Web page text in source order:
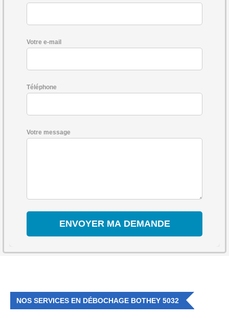
Votre e-mail
Téléphone
Votre message
NOS SERVICES EN DÉBOCHAGE BOTHEY 5032